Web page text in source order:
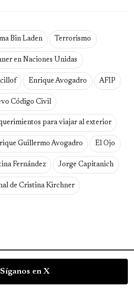
Bin Laden Terrorismo
en Naciones Unidas
Enrique Avogadro AFIP
Código Civil
para viajar al exterior
Guillermo Avogadro El Ojo
Fernández Jorge Capitanich
de Cristina Kirchner
Síganos en X